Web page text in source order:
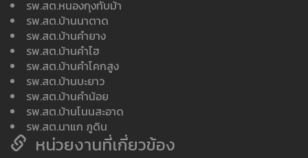
รพ.สต.หนองกุงทับม้า
รพ.สต.บ้านนาตาด
รพ.สต.บ้านคำยาง
รพ.สต.บ้านคำไฮ
รพ.สต.บ้านคำโคกสูง
รพ.สต.บ้านบะยาว
รพ.สต.บ้านคำน้อย
รพ.สต.บ้านโนนสะอาด
รพ.สต.นาแก ภูดิน
หน่วยงานที่เกี่ยวข้อง